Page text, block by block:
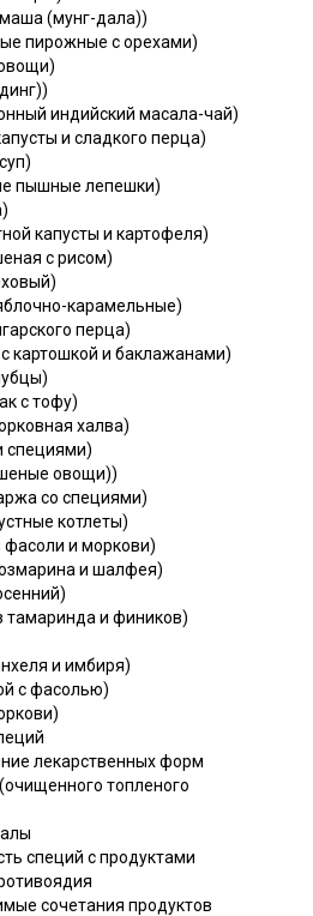
(мунг-дала))
пирожные с орехами)
индийский масала-чай)
и сладкого перца)
пышные лепешки)
капусты и картофеля)
с рисом)
карамельные)
перца)
картошкой и баклажанами)
с тофу)
халва)
специями)
овощи))
со специями)
котлеты)
фасоли и моркови)
и шалфея)
тамаринда и фиников)
и имбиря)
с фасолью)
лекарственных форм
топленого
специй с продуктами
сочетания продуктов